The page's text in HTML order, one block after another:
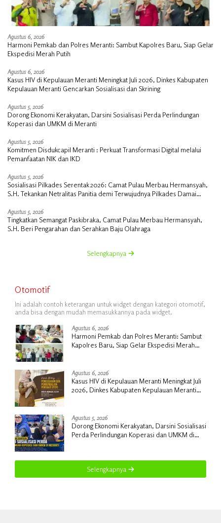
Agustus 6, 2026
Harmoni Pemkab dan Polres Meranti: Sambut Kapolres Baru, Siap Gelar
Ekspedisi Merah Putih
Agustus 6, 2026
Kasus HIV di Kepulauan Meranti Meningkat Juli 2026, Dinkes Kabupaten
Kepulauan Meranti Gencarkan Sosialisasi dan Skrining
Agustus 5, 2026
Dorong Ekonomi Kerakyatan, Darsini Sosialisasi Perda Perlindungan
Koperasi dan UMKM di Meranti
Agustus 5, 2026
Komitmen Disdukcapil Meranti : Perkuat Transformasi Digital melalui
Pemanfaatan NIK dan IKD
Agustus 5, 2026
Sosialisasi Pilkades Serentak 2026: Camat Pulau Merbau Hermansyah,
S.H. Tekankan Netralitas Panitia demi Terwujudnya Pilkades Damai
Agustus 5, 2026
Tingkatkan Semangat Paskibraka, Camat Pulau Merbau Hermansyah,
S.H. Beri Pengarahan dan Serahkan Baju Olahraga
Selengkapnya
Otomotif
Ini adalah contoh keterangan untuk widget dengan kategori otomotif,
anda bisa dengan mudah memasukkannya pada widget.
Agustus 6, 2026
Harmoni Pemkab dan Polres Meranti: Sambut
Kapolres Baru, Siap Gelar Ekspedisi Merah
Agustus 6, 2026
Kasus HIV di Kepulauan Meranti Meningkat Juli
2026, Dinkes Kabupaten Kepulauan Meranti
Agustus 5, 2026
Dorong Ekonomi Kerakyatan, Darsini Sosialisasi
Perda Perlindungan Koperasi dan UMKM di
Selengkapnya